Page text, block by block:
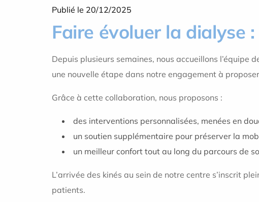
Publié le 20/12/2025
Faire évoluer la dialyse
Depuis plusieurs semaines, nous accueillons l’équipe
une nouvelle étape dans notre engagement à
Grâce à cette collaboration, nous proposons :
des interventions personnalisées, menées en
un soutien supplémentaire pour préserver la
un meilleur confort tout au long du parcours de
L’arrivée des kinés au sein de notre centre s’inscrit
patients.